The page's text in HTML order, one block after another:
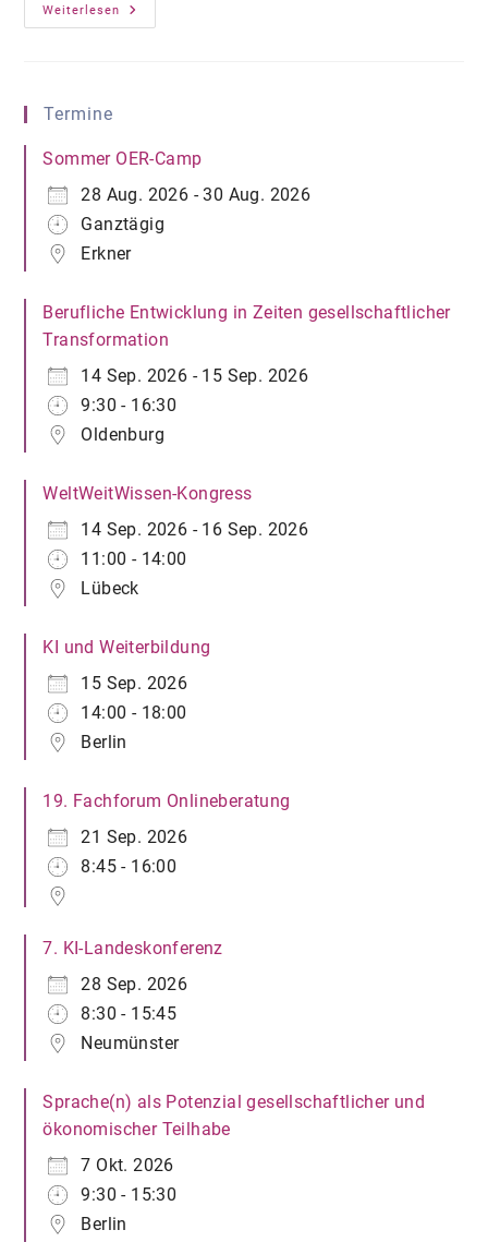
Weiterlesen
27
Prozent
Termine
Sommer OER-Camp
28 Aug. 2026 - 30 Aug. 2026
Ganztägig
Erkner
Berufliche Entwicklung in Zeiten gesellschaftlicher
Transformation
14 Sep. 2026 - 15 Sep. 2026
9:30 - 16:30
Oldenburg
WeltWeitWissen-Kongress
14 Sep. 2026 - 16 Sep. 2026
11:00 - 14:00
Lübeck
KI und Weiterbildung
15 Sep. 2026
14:00 - 18:00
Berlin
19. Fachforum Onlineberatung
21 Sep. 2026
8:45 - 16:00
7. KI-Landeskonferenz
28 Sep. 2026
8:30 - 15:45
Neumünster
Sprache(n) als Potenzial gesellschaftlicher und
ökonomischer Teilhabe
7 Okt. 2026
9:30 - 15:30
Berlin